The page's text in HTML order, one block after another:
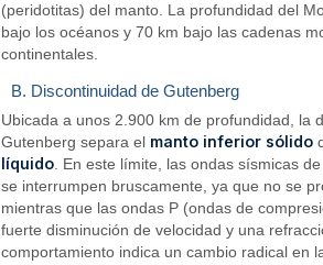
(peridotitas) del manto. La profundidad del
bajo los océanos y 70 km bajo las cadenas
continentales.
B. Discontinuidad de Gutenberg
Ubicada a unos 2.900 km de profundidad, la
Gutenberg separa el manto inferior sólido
líquido. En este límite, las ondas sísmicas
se interrumpen bruscamente, ya que no se
mientras que las ondas P (ondas de
fuerte disminución de velocidad y una
comportamiento indica un cambio radical en